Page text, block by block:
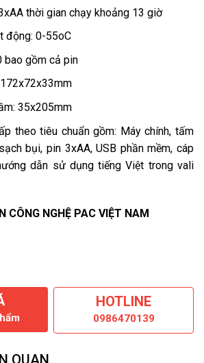
thời gian chạy khoảng 13 giờ
động: 0-55oC
bao gồm cả pin
35x205mm
theo tiêu chuẩn gồm: Máy chính, tấm
bụi, pin 3xAA, USB phần mềm, cáp
dẫn sử dụng tiếng Việt trong vali
CÔNG NGHỆ PAC VIỆT NAM
HOTLINE
0986470139
QUAN